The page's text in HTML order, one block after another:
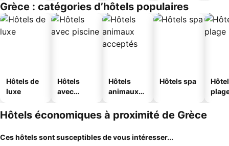
s
Grèce : catégories d’hôtels populaires
Hôtels de
luxe
Hôtels
avec
Hôtels
animaux
Hôtels spa
Hôtels économiques à proximité de Grèce
Ces hôtels sont susceptibles de vous intéresser...